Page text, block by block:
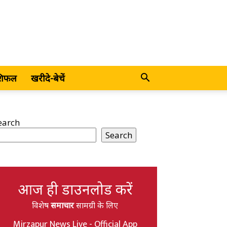
खरीदे-बेचें
Search
आज ही डाउनलोड करें
विशेषसमाचारसामग्री के लिए